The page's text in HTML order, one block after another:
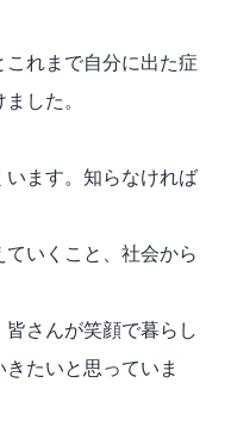
れまで自分に出た症
した。
ます。知らなければ
いくこと、社会から
さんが笑顔で暮らし
たいと思っていま